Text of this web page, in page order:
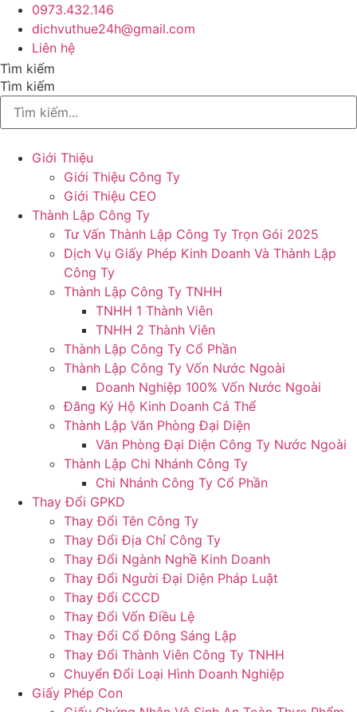
Chuyển
đến
dung
0973.432.146
dichvuthue24h@gmail.com
Liên hệ
Tìm kiếm
Tìm kiếm
Giới Thiệu
Giới Thiệu Công Ty
Giới Thiệu CEO
Thành Lập Công Ty
Tư Vấn Thành Lập Công Ty Trọn Gói 2025
Dịch Vụ Giấy Phép Kinh Doanh Và Thành Lập
Công Ty
Thành Lập Công Ty TNHH
TNHH 1 Thành Viên
TNHH 2 Thành Viên
Thành Lập Công Ty Cổ Phần
Thành Lập Công Ty Vốn Nước Ngoài
Doanh Nghiệp 100% Vốn Nước Ngoài
Đăng Ký Hộ Kinh Doanh Cá Thể
Thành Lập Văn Phòng Đại Diện
Văn Phòng Đại Diện Công Ty Nước Ngoài
Thành Lập Chi Nhánh Công Ty
Chi Nhánh Công Ty Cổ Phần
Thay Đổi GPKD
Thay Đổi Tên Công Ty
Thay Đổi Địa Chỉ Công Ty
Thay Đổi Ngành Nghề Kinh Doanh
Thay Đổi Người Đại Diện Pháp Luật
Thay Đổi CCCD
Thay Đổi Vốn Điều Lệ
Thay Đổi Cổ Đông Sáng Lập
Thay Đổi Thành Viên Công Ty TNHH
Chuyển Đổi Loại Hình Doanh Nghiệp
Giấy Phép Con